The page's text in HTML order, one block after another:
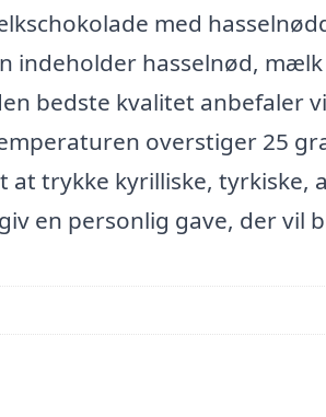
med
indeholder hasselnød,
bedste kvalitet anbefaler
overstiger 25
trykke kyrilliske, tyrkiske,
en personlig gave, der vil